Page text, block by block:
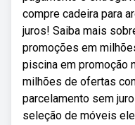
compre cadeira para
juros! Saiba mais
promoções em
piscina em promoção
milhões de ofertas
parcelamento sem
seleção de móveis